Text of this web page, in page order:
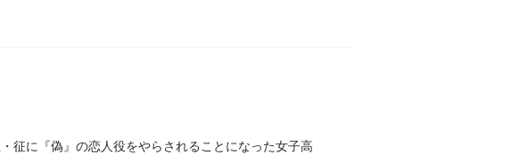
に『偽』の恋人役をやらされることになった女子高